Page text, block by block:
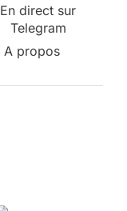
En direct sur
Telegram
A propos